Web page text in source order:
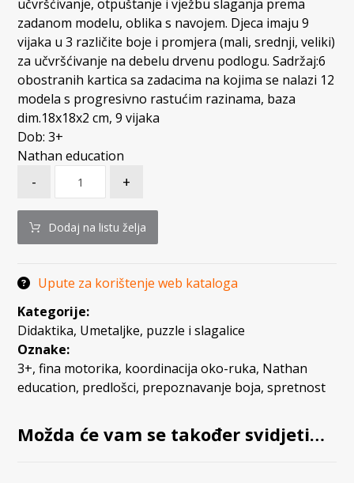
učvršćivanje, otpuštanje i vježbu slaganja prema
zadanom modelu, oblika s navojem. Djeca imaju 9
vijaka u 3 različite boje i promjera (mali, srednji, veliki)
za učvršćivanje na debelu drvenu podlogu. Sadržaj:6
obostranih kartica sa zadacima na kojima se nalazi 12
modela s progresivno rastućim razinama, baza
dim.18x18x2 cm, 9 vijaka
Dob: 3+
Nathan education
- +
Dodaj na listu želja
Upute za korištenje web kataloga
Kategorije:
Didaktika, Umetaljke, puzzle i slagalice
Oznake:
3+,fina motorika, koordinacija oko-ruka, Nathan
education, predlošci, prepoznavanje boja,spretnost
Možda će vam se također svidjeti…